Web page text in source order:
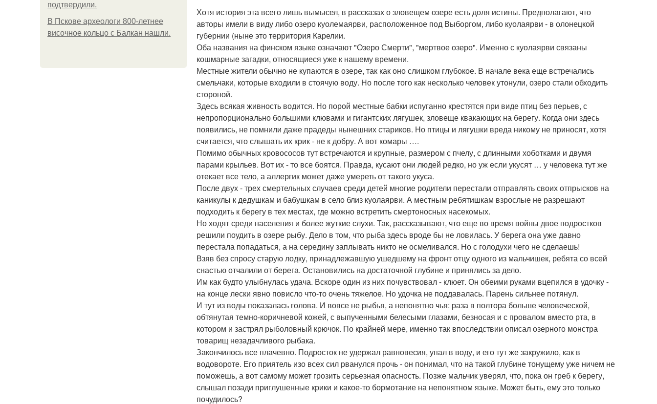
подтвердили.
В Пскове археологи 800-летнее
височное кольцо с Балкан нашли.
Хотя история эта всего лишь вымысел, в рассказах о зловещем озере есть доля истины. Предполагают, что
авторы имели в виду либо озеро куолемаярви, расположенное под Выборгом, либо куолаярви - в олонецкой
губернии (ныне это территория Карелии.
Оба названия на финском языке означают "Озеро Смерти", "мертвое озеро". Именно с куолаярви связаны
кошмарные загадки, относящиеся уже к нашему времени.
Местные жители обычно не купаются в озере, так как оно слишком глубокое. В начале века еще встречались
смельчаки, которые входили в стоячую воду. Но после того как несколько человек утонули, озеро стали обходить
стороной.
Здесь всякая живность водится. Но порой местные бабки испуганно крестятся при виде птиц без перьев, с
непропорционально большими клювами и гигантских лягушек, зловеще квакающих на берегу. Когда они здесь
появились, не помнили даже прадеды нынешних стариков. Но птицы и лягушки вреда никому не приносят, хотя
считается, что слышать их крик - не к добру. А вот комары ….
Помимо обычных кровососов тут встречаются и крупные, размером с пчелу, с длинными хоботками и двумя
парами крыльев. Вот их - то все боятся. Правда, кусают они людей редко, но уж если укусят … у человека тут же
отекает все тело, а аллергик может даже умереть от такого укуса.
После двух - трех смертельных случаев среди детей многие родители перестали отправлять своих отпрысков на
каникулы к дедушкам и бабушкам в село близ куолаярви. А местным ребятишкам взрослые не разрешают
подходить к берегу в тех местах, где можно встретить смертоносных насекомых.
Но ходят среди населения и более жуткие слухи. Так, рассказывают, что еще во время войны двое подростков
решили поудить в озере рыбу. Дело в том, что рыба здесь вроде бы не ловилась. У берега она уже давно
перестала попадаться, а на середину заплывать никто не осмеливался. Но с голодухи чего не сделаешь!
Взяв без спросу старую лодку, принадлежавшую ушедшему на фронт отцу одного из мальчишек, ребята со всей
снастью отчалили от берега. Остановились на достаточной глубине и принялись за дело.
Им как будто улыбнулась удача. Вскоре один из них почувствовал - клюет. Он обеими руками вцепился в удочку -
на конце лески явно повисло что-то очень тяжелое. Но удочка не поддавалась. Парень сильнее потянул.
И тут из воды показалась голова. И вовсе не рыбья, а непонятно чья: раза в полтора больше человеческой,
обтянутая темно-коричневой кожей, с выпученными белесыми глазами, безносая и с провалом вместо рта, в
котором и застрял рыболовный крючок. По крайней мере, именно так впоследствии описал озерного монстра
товарищ незадачливого рыбака.
Закончилось все плачевно. Подросток не удержал равновесия, упал в воду, и его тут же закружило, как в
водовороте. Его приятель изо всех сил рванулся прочь - он понимал, что на такой глубине тонущему уже ничем не
поможешь, а вот самому может грозить серьезная опасность. Позже мальчик уверял, что, пока он греб к берегу,
слышал позади приглушенные крики и какое-то бормотание на непонятном языке. Может быть, ему это только
почудилось?